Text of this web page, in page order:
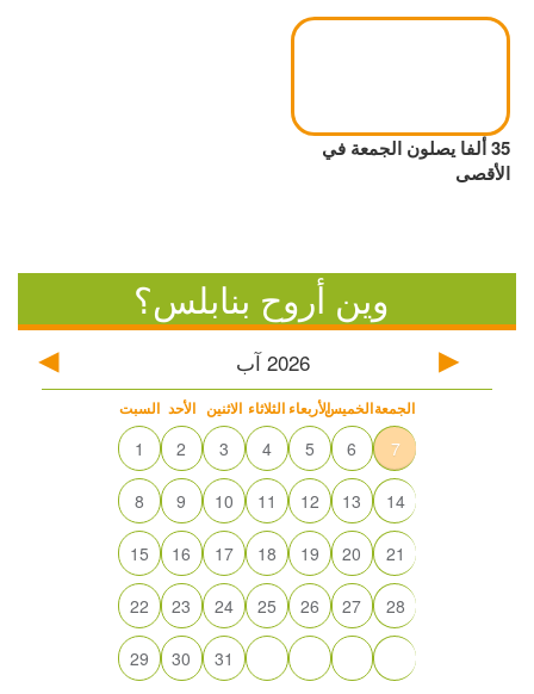
35 ألفا يصلون الجمعة في
الأقصى
وين أروح بنابلس؟
2026 آب
السبت الأحد الاثنين الثلاثاء الأربعاءالخميسالجمعة
1 2 3 4 5 6 7
8 9 10 11 12 13 14
15 16 17 18 19 20 21
22 23 24 25 26 27 28
29 30 31